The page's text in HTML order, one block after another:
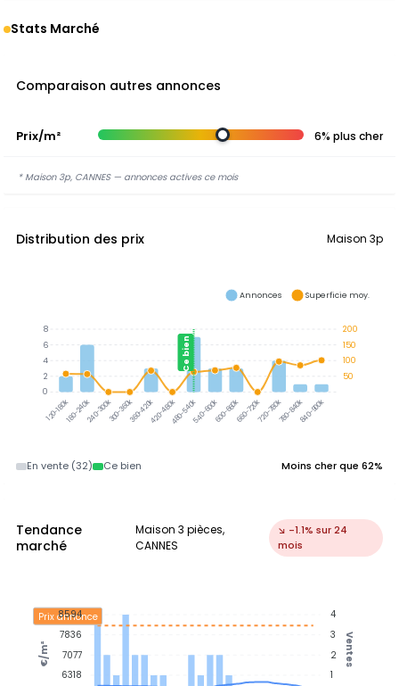
Stats Marché
Comparaison autres annonces
Prix/m² 6% plus cher
* Maison 3p, CANNES — annonces actives ce mois
Distribution des prix Maison 3p
120-180k180-240k240-300k300-360k360-420k420-480k480-540k540-600k600-660k660-720k720-780k780-840k840-900k
Ce bien
200
150
100
50
8
6
4
2
0
Annonces Superficie moy.
En vente (32) Ce bien Moins cher que 62%
Tendance
marché
Maison 3 pièces,
CANNES
↘ -1.1% sur 24
mois
Prix annonce
4
3
2
1
Ventes
8594
7836
7077
6318
€/m²